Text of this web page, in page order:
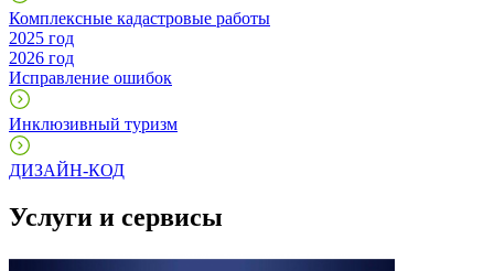
Комплексные кадастровые работы
2025 год
2026 год
Исправление ошибок
Инклюзивный туризм
ДИЗАЙН-КОД
Услуги и сервисы